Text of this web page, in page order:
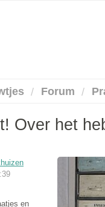
Forum
Over het
en